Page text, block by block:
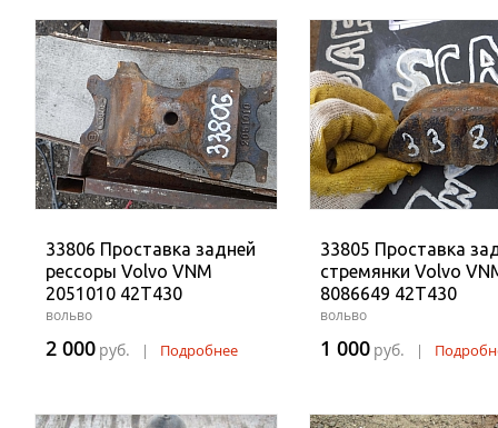
33806 Проставка задней
рессоры Volvo VNM
2051010 42T430
вольво
2 000 руб. | Подробнее
33805 Проставка
стремянки Volvo
8086649 42T430
вольво
1 000 руб. |